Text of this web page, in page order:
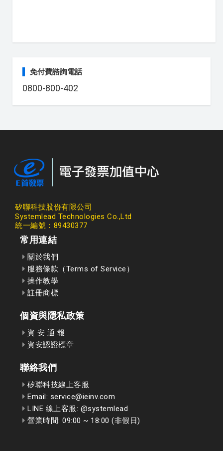
免付費諮詢電話
0800-800-402
矽聯科技股份有限公司
Systemlead Technologies Co.,Ltd
統一編號：89430377
常用連結
關於我們
服務條款（Terms of Service）
操作教學
註冊商標
個資與隱私政策
資 安 通 報
資安認證標章
聯絡我們
矽聯科技線上客服
Email: service@ieinv.com
LINE 線上客服: @systemlead
營業時間: 09:00 ~ 18:00 (非假日)